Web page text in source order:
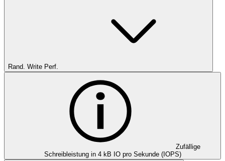
Rand. Write Perf.
Zufällige
Schreibleistung in 4 kB IO pro Sekunde (IOPS)